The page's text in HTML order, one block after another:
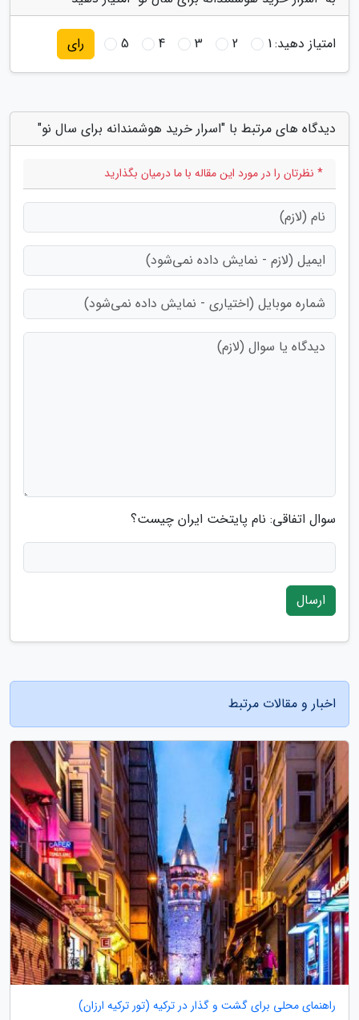
امتیاز دهید:1
2
3
4
5 رای
دیدگاه های مرتبط با "اسرار خرید هوشمندانه برای سال نو"
* نظرتان را در مورد این مقاله با ما درمیان بگذارید
سوال اتفاقی: نام پایتخت ایران چیست؟
ارسال
اخبار و مقالات مرتبط
راهنمای محلی برای گشت و گذار در ترکیه (تور ترکیه ارزان)